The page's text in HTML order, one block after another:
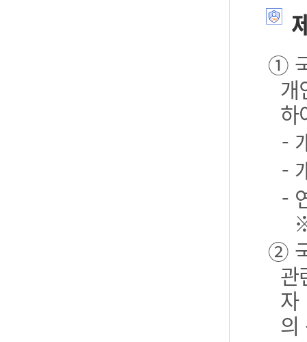
①
개
하
-
-
-
②
관
자
의